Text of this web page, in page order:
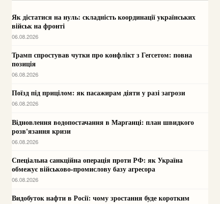
Як дістатися на нуль: складність координації українських
військ на фронті
06.08.2026
Трамп спростував чутки про конфлікт з Гегсетом: повна
позиція
06.08.2026
Поїзд під прицілом: як пасажирам діяти у разі загрози
06.08.2026
Відновлення водопостачання в Марганці: план швидкого
розв'язання кризи
06.08.2026
Спеціальна санкційна операція проти РФ: як Україна
обмежує військово-промислову базу агресора
06.08.2026
Видобуток нафти в Росії: чому зростання буде коротким